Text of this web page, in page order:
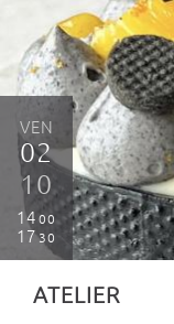
VEN
02
10
14 00
1730
ATELIER